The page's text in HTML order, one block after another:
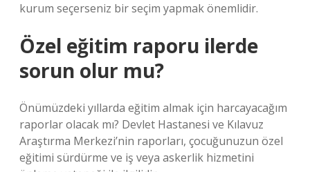
kurum seçerseniz bir seçim yapmak önemlidir.
Özel eğitim raporu ilerde
sorun olur mu?
Önümüzdeki yıllarda eğitim almak için harcayacağım
raporlar olacak mı? Devlet Hastanesi ve Kılavuz
Araştırma Merkezi’nin raporları, çocuğunuzun özel
eğitimi sürdürme ve iş veya askerlik hizmetini